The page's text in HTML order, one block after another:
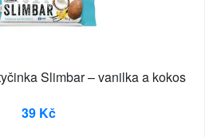
Slimbar – vanilka a kokos
39 Kč